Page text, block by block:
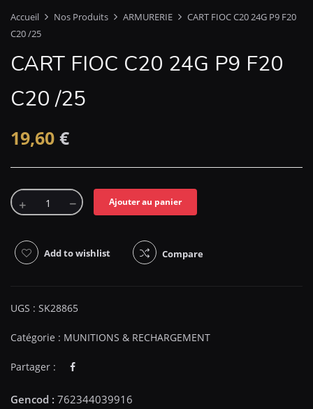
Accueil Nos Produits ARMURERIE
CART FIOC C20 24G P9 F20
C20 /25
CART FIOC C20 24G P9 F20
C20 /25
19,60 €
Ajouter au panier
Add to wishlist Compare
UGS : SK28865
Catégorie : MUNITIONS & RECHARGEMENT
Partager :